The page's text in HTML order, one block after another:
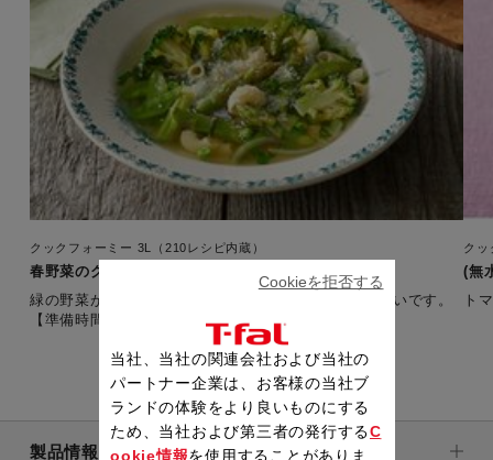
クックフォーミー 3L（210レシピ内蔵）
春野菜のグリーンスープ
緑の野菜がたっぷり！素材の風味がいきる素朴な味わいです。
【準備時間：5分】
クッ
(無
ト
製品情報
当社、当社の関連会社および当社の
パートナー企業は、お客様の当社ブ
ランドの体験をより良いものにする
ため、当社および第三者の発行するC
ookie情報を使用することがありま
Cookieを拒否する